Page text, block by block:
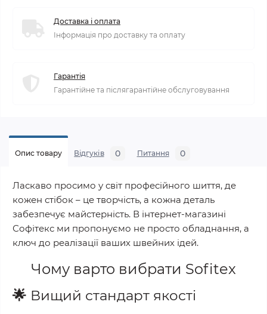
Доставка і оплата
Інформація про доставку та оплату
Гарантія
Гарантійне та післягарантійне обслуговування
Опис товару Відгуків 0 Питання 0
Ласкаво просимо у світ професійного шиття, де
кожен стібок – це творчість, а кожна деталь
забезпечує майстерність. В інтернет-магазині
Софітекс ми пропонуємо не просто обладнання, а
ключ до реалізації ваших швейних ідей.
Чому варто вибрати Sofitex
🌟 Вищий стандарт якості